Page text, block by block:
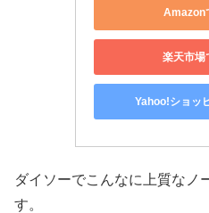
Amazon
楽天市場
Yahoo!ショッ
ダイソーでこんなに上質なノ
す。